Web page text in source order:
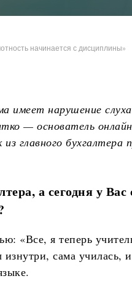
начинается с дисциплины»
имеет нарушение
— основатель
главного
а сегодня у
«Все, я теперь
сама училась,